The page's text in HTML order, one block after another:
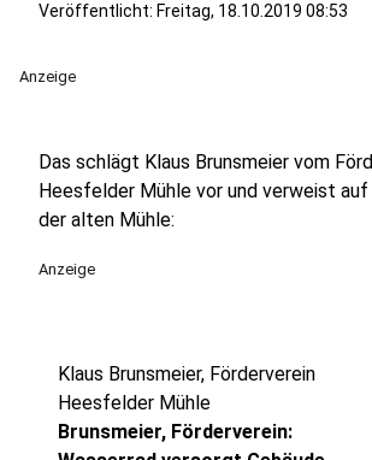
Veröffentlicht: Freitag, 18.10.2019 08:53
Anzeige
Das schlägt Klaus Brunsmeier vom
Heesfelder Mühle vor und verweist auf
der alten Mühle:
Anzeige
Klaus Brunsmeier, Förderverein
Heesfelder Mühle
Brunsmeier, Förderverein: